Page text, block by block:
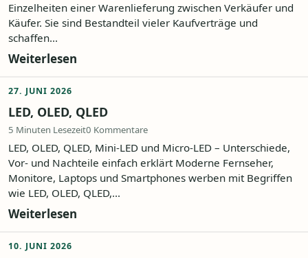
Einzelheiten einer Warenlieferung zwischen Verkäufer und
Käufer. Sie sind Bestandteil vieler Kaufverträge und
schaffen...
Weiterlesen
27. JUNI 2026
LED, OLED, QLED
5 Minuten Lesezeit0 Kommentare
LED, OLED, QLED, Mini-LED und Micro-LED – Unterschiede,
Vor- und Nachteile einfach erklärt Moderne Fernseher,
Monitore, Laptops und Smartphones werben mit Begriffen
wie LED, OLED, QLED,...
Weiterlesen
10. JUNI 2026